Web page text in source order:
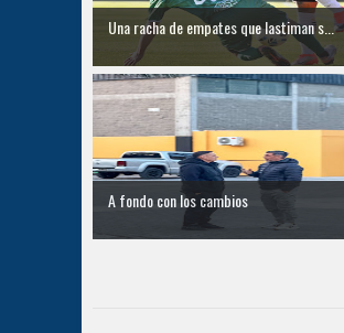
Una racha de empates que lastiman s...
A fondo con los cambios